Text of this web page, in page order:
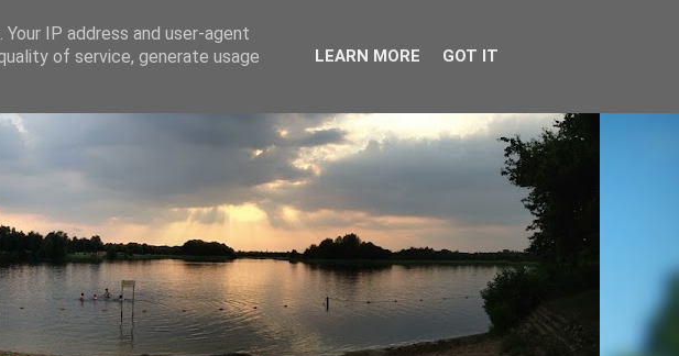
IP address and user-agent
of service, generate usage
LEARN MORE GOT IT